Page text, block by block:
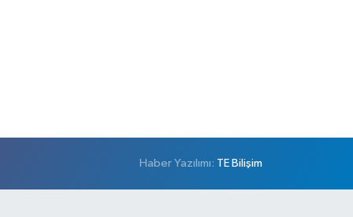
Haber Yazılımı: TE Bilişim